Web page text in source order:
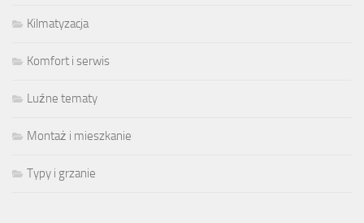
Kilmatyzacja
Komfort i serwis
Luźne tematy
Montaż i mieszkanie
Typy i grzanie